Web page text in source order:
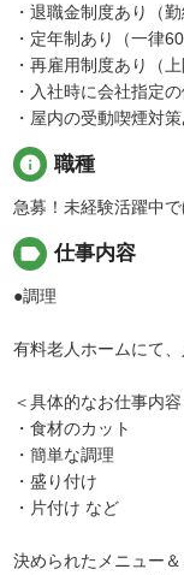
・退職金制度あり（勤
・定年制あり（一律60
・再雇用制度あり（上
・入社時に会社指定
・屋内の受動喫煙対策
info 職種
急募！未経験活躍中
label 仕事内容
●調理
有料老人ホームにて
＜具体的なお仕事内容
・食材のカット
・簡単な調理
・盛り付け
・片付け など
決められたメニュー